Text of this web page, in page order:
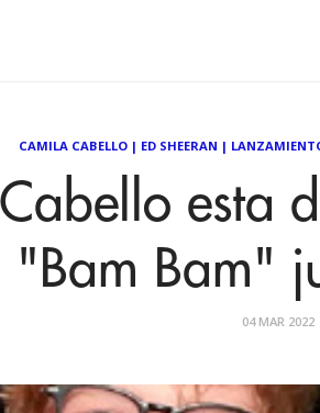
CAMILA CABELLO | ED SHEERAN |
esta
"Bam Bam"
04 MAR 2022